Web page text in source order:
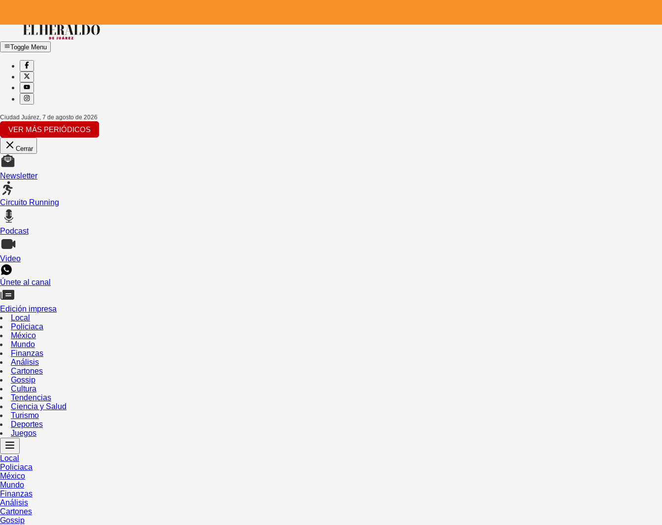
Toggle Menu
Ciudad Juárez 7 de agosto de 2026
VER MÁS PERIÓDICOS
Cerrar
Newsletter
Circuito Running
Podcast
Video
Únete al canal
Edición impresa
Local
Policiaca
México
Mundo
Finanzas
Análisis
Cartones
Gossip
Cultura
Tendencias
Ciencia y Salud
Turismo
Deportes
Juegos
Local
Policiaca
México
Mundo
Finanzas
Análisis
Cartones
Gossip